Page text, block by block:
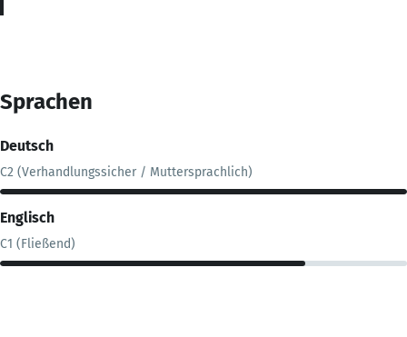
Sprachen
Deutsch
C2 (Verhandlungssicher / Muttersprachlich)
Englisch
C1 (Fließend)